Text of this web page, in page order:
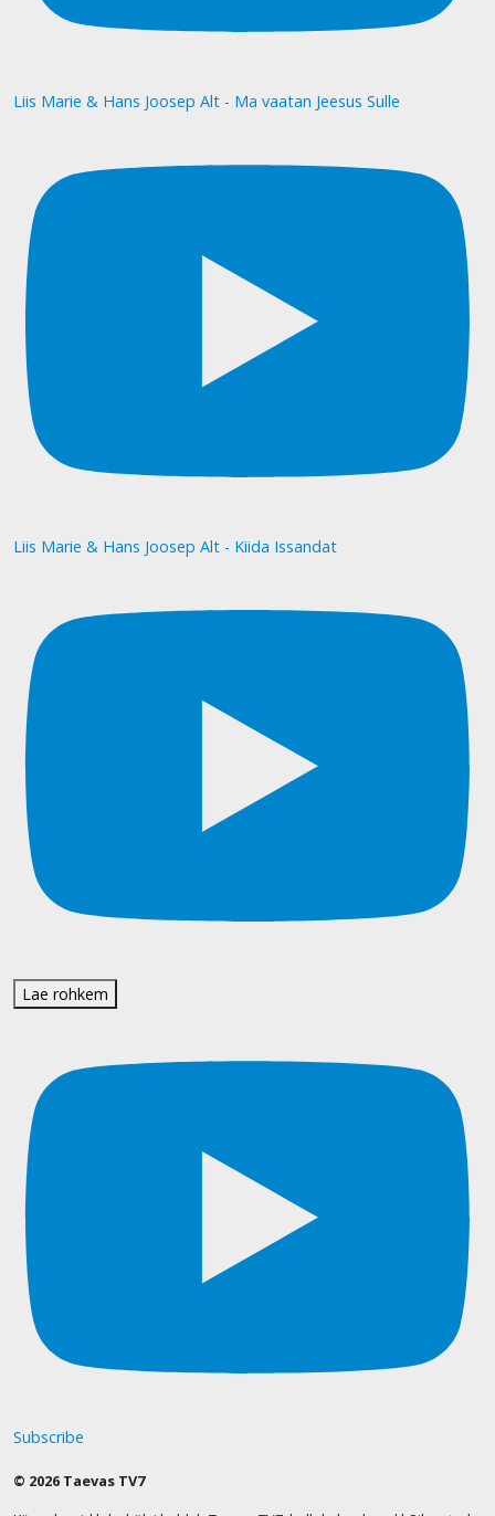
Liis Marie & Hans Joosep Alt - Ma vaatan Jeesus Sulle
Liis Marie & Hans Joosep Alt - Kiida Issandat
Lae rohkem
Subscribe
© 2026 Taevas TV7